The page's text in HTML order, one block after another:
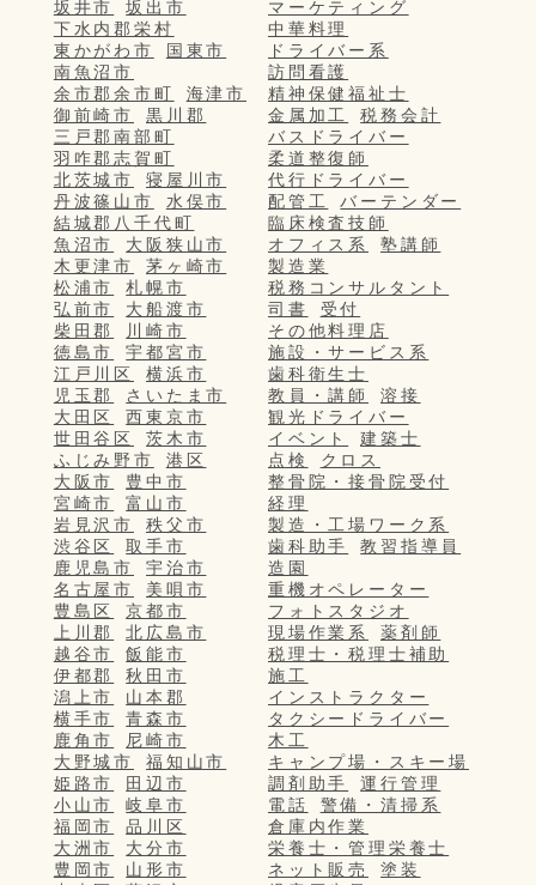
坂井市
坂出市
下水内郡栄村
東かがわ市
国東市
南魚沼市
余市郡余市町
海津市
御前崎市
黒川郡
三戸郡南部町
羽咋郡志賀町
北茨城市
寝屋川市
丹波篠山市
水俣市
結城郡八千代町
魚沼市
大阪狭山市
木更津市
茅ヶ崎市
松浦市
札幌市
弘前市
大船渡市
柴田郡
川崎市
徳島市
宇都宮市
江戸川区
横浜市
児玉郡
さいたま市
大田区
西東京市
世田谷区
茨木市
ふじみ野市
港区
大阪市
豊中市
宮崎市
富山市
岩見沢市
秩父市
渋谷区
取手市
鹿児島市
宇治市
名古屋市
美唄市
豊島区
京都市
上川郡
北広島市
越谷市
飯能市
伊都郡
秋田市
潟上市
山本郡
横手市
青森市
鹿角市
尼崎市
大野城市
福知山市
姫路市
田辺市
小山市
岐阜市
福岡市
品川区
大洲市
大分市
豊岡市
山形市
マーケティング
中華料理
ドライバー系
訪問看護
精神保健福祉士
金属加工
税務会計
バスドライバー
柔道整復師
代行ドライバー
配管工
バーテンダー
臨床検査技師
オフィス系
塾講師
製造業
税務コンサルタント
司書
受付
その他料理店
施設・サービス系
歯科衛生士
教員・講師
溶接
観光ドライバー
イベント
建築士
点検
クロス
整骨院・接骨院受付
経理
製造・工場ワーク系
歯科助手
教習指導員
造園
重機オペレーター
フォトスタジオ
現場作業系
薬剤師
税理士・税理士補助
施工
インストラクター
タクシードライバー
木工
キャンプ場・スキー場
調剤助手
運行管理
電話
警備・清掃系
倉庫内作業
栄養士・管理栄養士
ネット販売
塗装